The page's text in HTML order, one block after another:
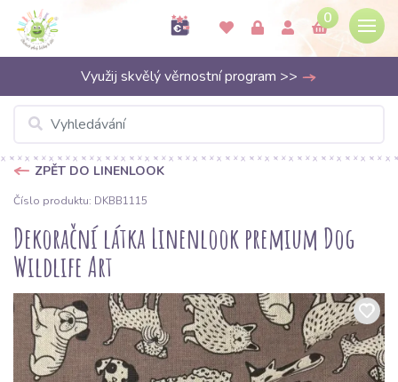
0
Využij skvělý věrnostní program >>
ZPĚT DO LINENLOOK
Číslo produktu: DKBB1115
Dekorační látka Linenlook premium Dog
Wildlife Art